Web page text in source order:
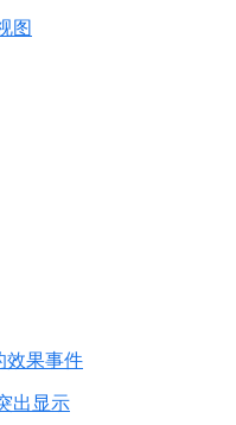
图
效果事件
出显示